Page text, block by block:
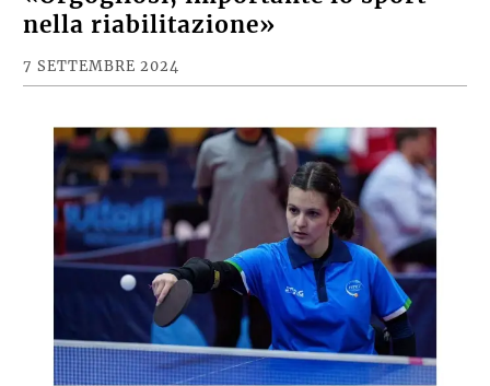
nella riabilitazione»
7 SETTEMBRE 2024